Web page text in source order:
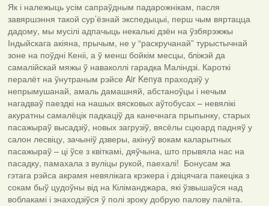
Як і належыць усім сапраўдным падарожнікам, пасля
завяршэння такой сур’ёзнай экспедыцыі, перш чым вяртацца
дадому, мы мусілі адпачыць некалькі дзён на ўзбярэжжы
Індыйскага акіяна, прычым, не у “раскручанай” турыстычнай
зоне на поўдні Кеніі, а ў менш бойкім месцы, бліжэй да
самалійскай мяжы ў наваколлі гарадка Маліндзі. Кароткі
пералёт на ўнутраным рэйсе Air Kenyaпраходзіў у
непрымушанай, амаль дамашняй, абстаноўцы і нечым
нагадваў паездкі на нашых вясковых аўтобусах – невялікі
акуратны самалёцік падкаціў да канечнага прыпынку, старых
пасажыраў высадзіў, новых загрузіў, вясёлы сцюард падняў у
салон лесвіцу, зачыніў дзверы, акінуў вокам каларытных
пасажыраў – ці ўсе з квіткамі, дяўчына, што прывяла нас на
пасадку, памахала з вуліцы рукой, паехалі! Бонусам жа
гэтага рэйса акрамя невялікага крэкера і дзіцячага пакеціка з
сокам быў цудоўны від на Кіліманджара, які ўзвышаўся над
воблакамі і знаходзіўся ў полі зроку добрую палову палёта.